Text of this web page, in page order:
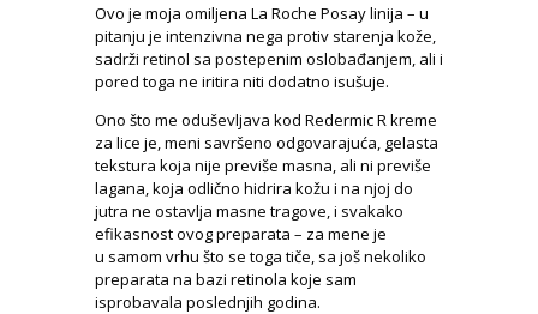
Ovo je moja omiljena La Roche Posay linija – u
pitanju je intenzivna nega protiv starenja kože,
sadrži retinol sa postepenim oslobađanjem, ali i
pored toga ne iritira niti dodatno isušuje.
Ono što me oduševljava kod Redermic R kreme
za lice je, meni savršeno odgovarajuća, gelasta
tekstura koja nije previše masna, ali ni previše
lagana, koja odlično hidrira kožu i na njoj do
jutra ne ostavlja masne tragove, i svakako
efikasnost ovog preparata – za mene je
u samom vrhu što se toga tiče, sa još nekoliko
preparata na bazi retinola koje sam
isprobavala poslednjih godina.